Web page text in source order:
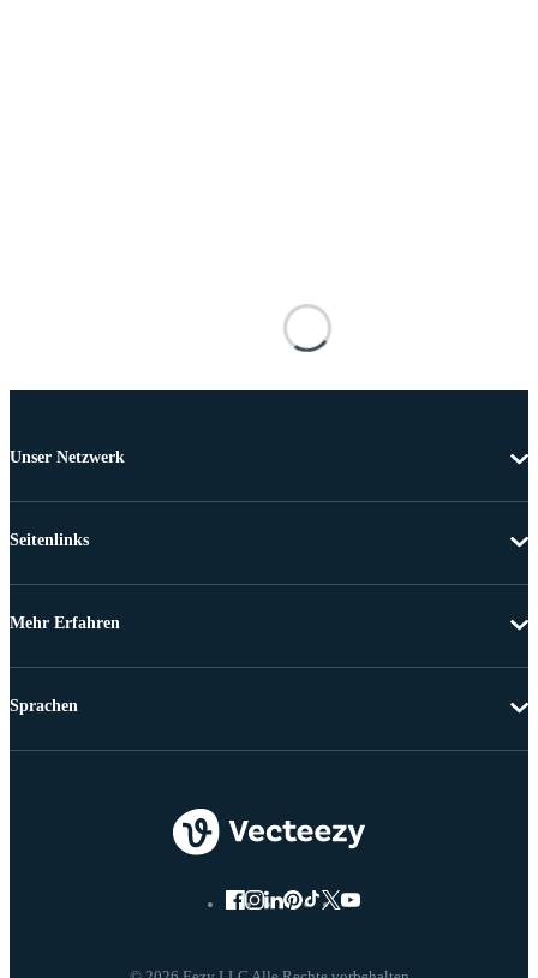
Unser Netzwerk
Seitenlinks
Mehr Erfahren
Sprachen